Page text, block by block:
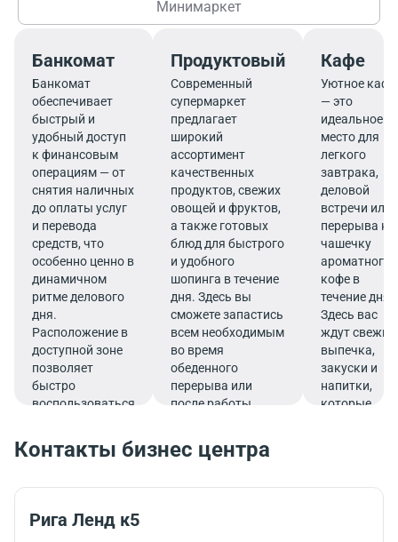
Минимаркет
Банкомат
Банкомат
обеспечивает
быстрый и
удобный доступ
к финансовым
операциям — от
снятия наличных
до оплаты услуг
и перевода
средств, что
особенно ценно в
динамичном
ритме делового
дня.
Расположение в
доступной зоне
позволяет
быстро
воспользоваться
Продуктовый
Современный
супермаркет
предлагает
широкий
ассортимент
качественных
продуктов, свежих
овощей и фруктов,
а также готовых
блюд для быстрого
и удобного
шопинга в течение
дня. Здесь вы
сможете запастись
всем необходимым
во время
обеденного
перерыва или
после работы.
Кафе
Уютное кафе
— это
идеальное
место для
легкого
завтрака,
деловой
встречи или
перерыва на
чашечку
ароматного
кофе в
течение дня.
Здесь вас
ждут свежие
выпечка,
закуски и
напитки,
которые
продуктивно
Контакты бизнес центра
Рига Ленд к5